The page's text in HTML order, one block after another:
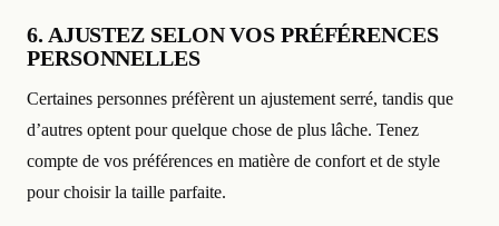
6. AJUSTEZ SELON VOS PRÉFÉRENCES
PERSONNELLES
Certaines personnes préfèrent un ajustement serré, tandis que
d’autres optent pour quelque chose de plus lâche. Tenez
compte de vos préférences en matière de confort et de style
pour choisir la taille parfaite.